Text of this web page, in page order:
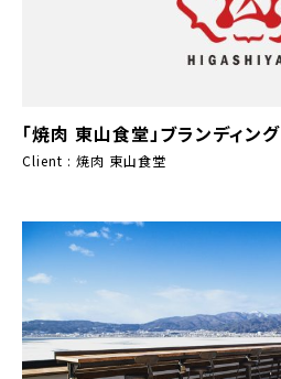
「焼肉 東山食堂」ブランディング
Client : 焼肉 東山食堂